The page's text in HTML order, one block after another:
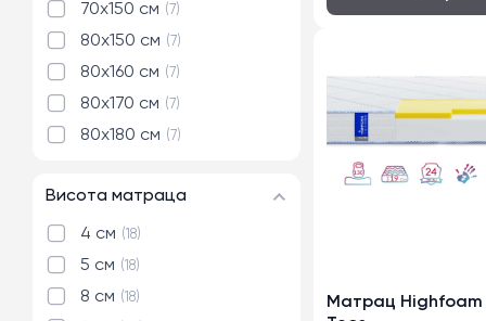
70x150 см 7
80x150 см 7
80x160 см 7
80x170 см 7
80x180 см 7
80x200 см 35
90x200 см
90x190 см
120x190 см
Висота матраца
4 см 18
5 см 18
8 см 18
Матрац Highfoam